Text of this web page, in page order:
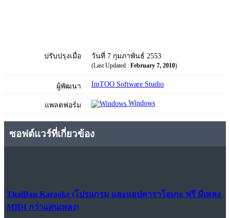
ปรับปรุงเมื่อ วันที่ 7 กุมภาพันธ์ 2553
(Last Updated : February 7, 2010)
ผู้พัฒนา ImTOO Software Studio
แพลตฟอร์ม Windows
ซอฟต์แวร์ที่เกี่ยวข้อง
ThaiBan Karaoke (โปรแกรม และแอปคาราโอเกะ ฟรี มีเพลง
MIDI กว่าแสนเพลง)